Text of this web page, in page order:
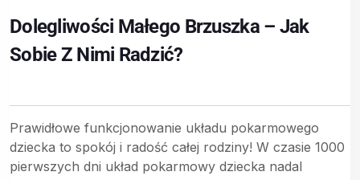
Dolegliwości Małego Brzuszka – Jak
Sobie Z Nimi Radzić?
Prawidłowe funkcjonowanie układu pokarmowego
dziecka to spokój i radość całej rodziny! W czasie 1000
pierwszych dni układ pokarmowy dziecka nadal